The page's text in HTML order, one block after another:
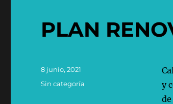
PLAN
y
Publicado
el
8 junio, 2021
Categorías
Sin categoría